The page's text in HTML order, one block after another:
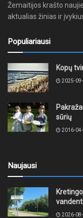
Žemaitijos krašto
aktualias žinias ir
Populiariausi
Kopų
2025-
sūrių
2016-
Naujausi
2026-